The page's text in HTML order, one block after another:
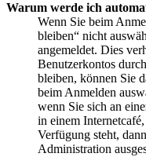
Warum werde ich
Wenn Sie beim
bleiben“ nicht
angemeldet. Dies
Benutzerkontos
bleiben, können Sie
beim Anmelden
wenn Sie sich an
in einem
Verfügung steht,
Administration